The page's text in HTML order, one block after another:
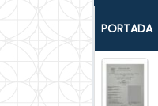
PORTADA